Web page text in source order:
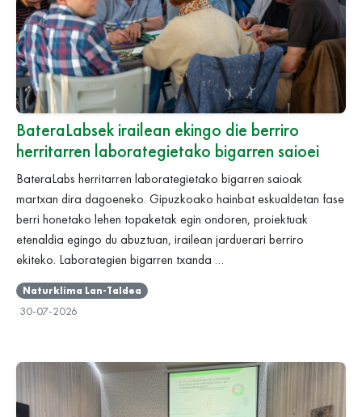
BateraLabsek irailean ekingo die berriro
herritarren laborategietako bigarren saioei
BateraLabs herritarren laborategietako bigarren saioak
martxan dira dagoeneko. Gipuzkoako hainbat eskualdetan fase
berri honetako lehen topaketak egin ondoren, proiektuak
etenaldia egingo du abuztuan, irailean jarduerari berriro
ekiteko. Laborategien bigarren txanda …
Naturklima Lan-Taldea
30-07-2026